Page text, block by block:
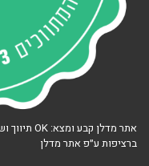
ברציפות ע״פ אתר מדלן